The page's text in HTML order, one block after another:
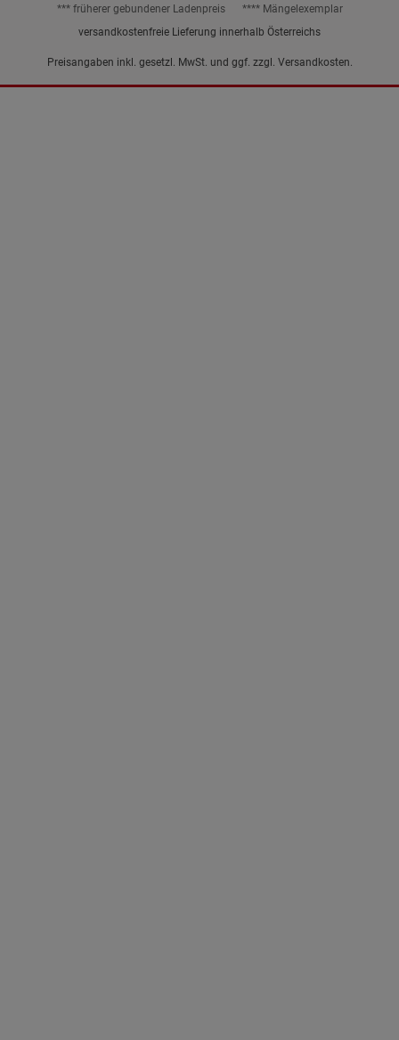
*** früherer gebundener Ladenpreis
**** Mängelexemplar
versandkostenfreie Lieferung innerhalb Österreichs
Preisangaben inkl. gesetzl. MwSt. und ggf. zzgl. Versandkosten.